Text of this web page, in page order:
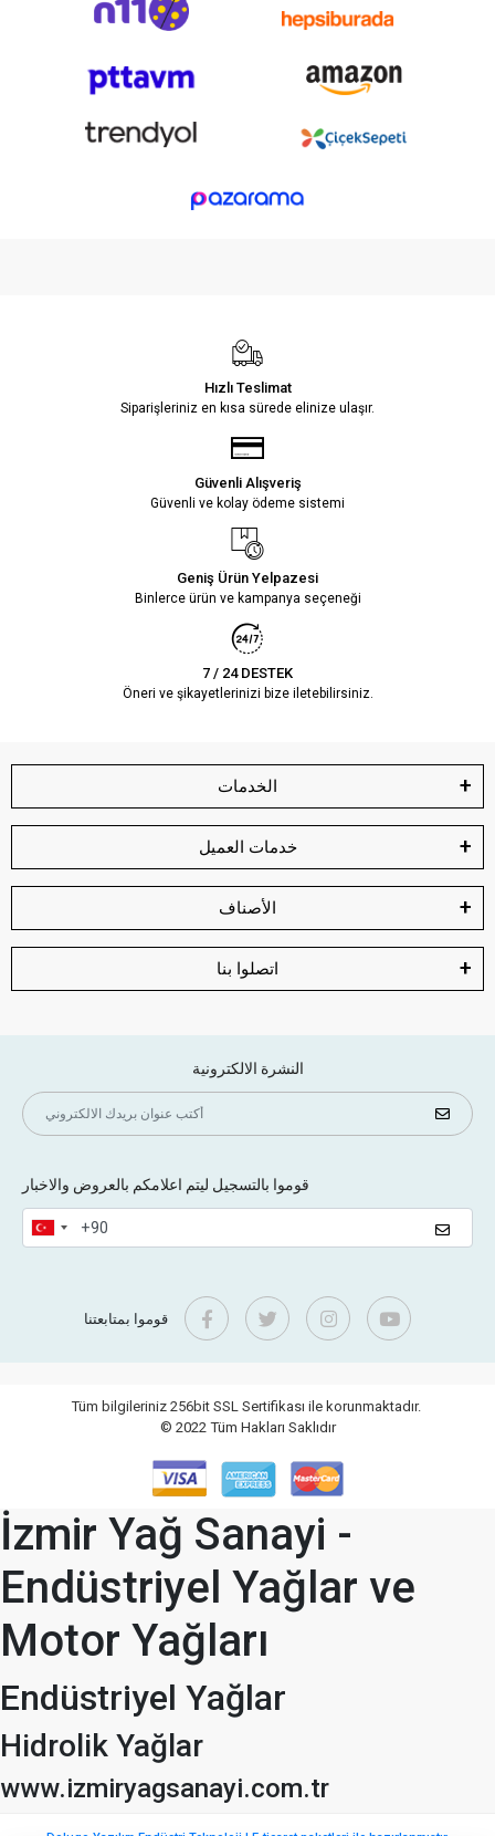
Hızlı Teslimat
Siparişleriniz en kısa sürede elinize ulaşır.
Güvenli Alışveriş
Güvenli ve kolay ödeme sistemi
Geniş Ürün Yelpazesi
Binlerce ürün ve kampanya seçeneği
7 / 24 DESTEK
Öneri ve şikayetlerinizi bize iletebilirsiniz.
الخدمات
خدمات العميل
الأصناف
اتصلوا بنا
النشرة الالكترونية
قوموا بالتسجيل ليتم اعلامكم بالعروض والاخبار
قوموا بمتابعتنا
Tüm bilgileriniz 256bit SSL Sertifikası ile korunmaktadır.
© 2022 Tüm Hakları Saklıdır
İzmir Yağ Sanayi -
Endüstriyel Yağlar ve
Motor Yağları
Endüstriyel Yağlar
Hidrolik Yağlar
www.izmiryagsanayi.com.tr